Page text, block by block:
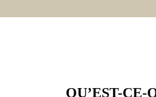
QU’EST-CE-